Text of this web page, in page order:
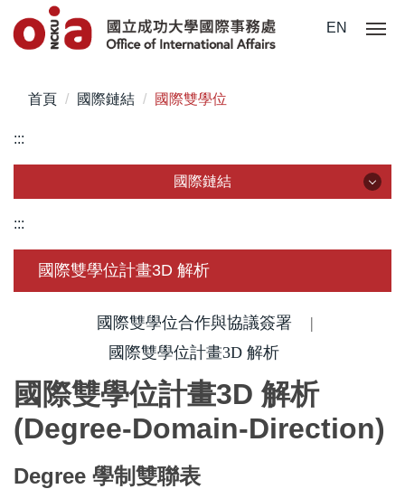
到
區
EN
首頁 國際鏈結 國際雙學位
:::
國際鏈結
簽約學校
締約準則
國際學人
國際雙學位
:::
國際雙學位計畫3D 解析
國際雙學位合作與協議簽署 |
國際雙學位計畫3D 解析
國際雙學位計畫3D 解析
(Degree-Domain-Direction)
Degree 學制雙聯表